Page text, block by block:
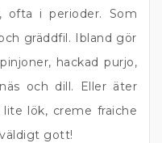
ofta i perioder. Som
gräddfil. Ibland gör
hackad purjo,
och dill. Eller äter
lök, creme fraiche
gott!